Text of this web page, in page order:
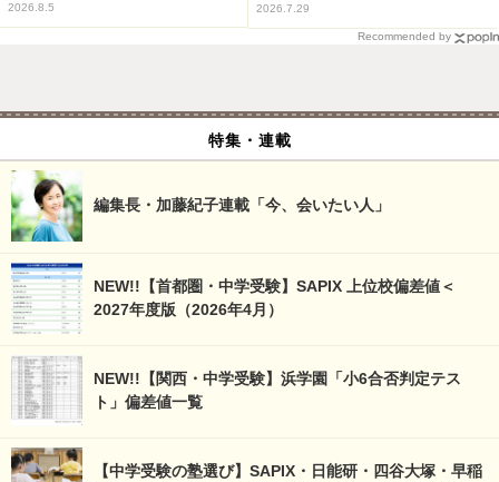
2026.8.5 2026.7.29
Recommended by
特集・連載
編集長・加藤紀子連載「今、会いたい人」
NEW!!【首都圏・中学受験】SAPIX 上位校偏差値＜
2027年度版（2026年4月）
NEW!!【関西・中学受験】浜学園「小6合否判定テス
ト」偏差値一覧
【中学受験の塾選び】SAPIX・日能研・四谷大塚・早稲